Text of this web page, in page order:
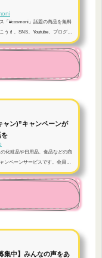
「#cosmoni」話題の商品を無料
う💄、SNS、Youtube、ブログ、
欲しいリンクを、まとめてシェ
ン)”キャンペーンが
を
化粧品や日用品、食品などの商
ンペーンサービスです。会員登
応募して話題の新商品や有名商品
集中】みんなの声をあ